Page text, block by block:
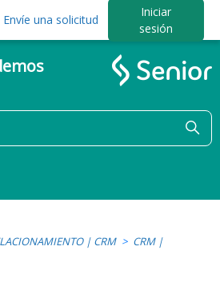
Envíe una solicitud
Iniciar
sesión
| CRM
CRM |